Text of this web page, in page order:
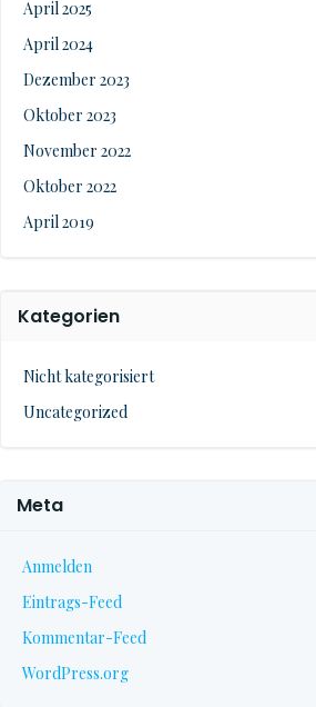
April 2025
April 2024
Dezember 2023
Oktober 2023
November 2022
Oktober 2022
April 2019
Kategorien
Nicht kategorisiert
Uncategorized
Meta
Anmelden
Eintrags-Feed
Kommentar-Feed
WordPress.org